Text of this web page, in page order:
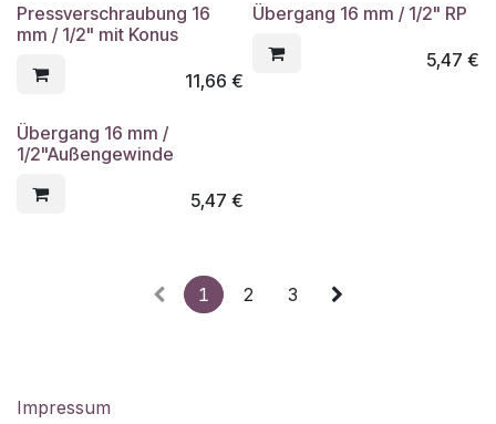
Pressverschraubung 16
mm / 1/2" mit Konus
11,66 €
Übergang 16 mm / 1/2" RP
5,47 €
Übergang 16 mm /
1/2"Außengewinde
5,47 €
1 2 3
Impressum